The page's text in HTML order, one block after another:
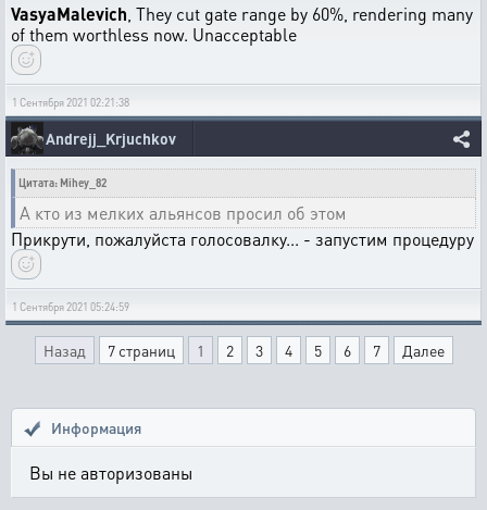
VasyaMalevich , They cut gate range by 60%, rendering many
of them worthless now. Unacceptable
1 Сентября 2021 02:21:38
Andrejj_Krjuchkov
Цитата: Mihey_82
А кто из мелких альянсов просил об этом
Прикрути, пожалуйста голосовалку... - запустим процедуру
1 Сентября 2021 05:24:59
Назад 7 страниц 1 2 3 4 5 6 7 Далее
Информация
Вы не авторизованы